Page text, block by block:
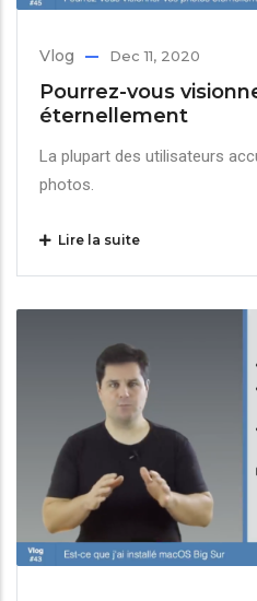
Vlog Dec 11, 2020
Pourrez-vous
éternellement
La plupart des utilisateurs
photos.
Lire la suite